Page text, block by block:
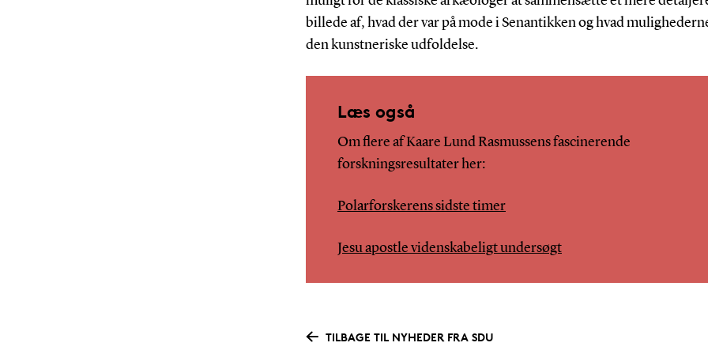
billede af, hvad der var på mode i Senantikken og hvad
den kunstneriske udfoldelse.
Læs også
Om flere af Kaare Lund Rasmussens fascinerende
forskningsresultater her:
Polarforskerens sidste timer
Jesu apostle videnskabeligt undersøgt
TILBAGE TIL NYHEDER FRA SDU